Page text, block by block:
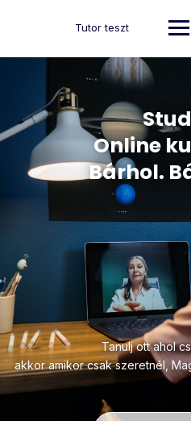
Tutor teszt
Online
Bárhol.
Tanulj ott ahol
akkor amikor csak szeretnél,